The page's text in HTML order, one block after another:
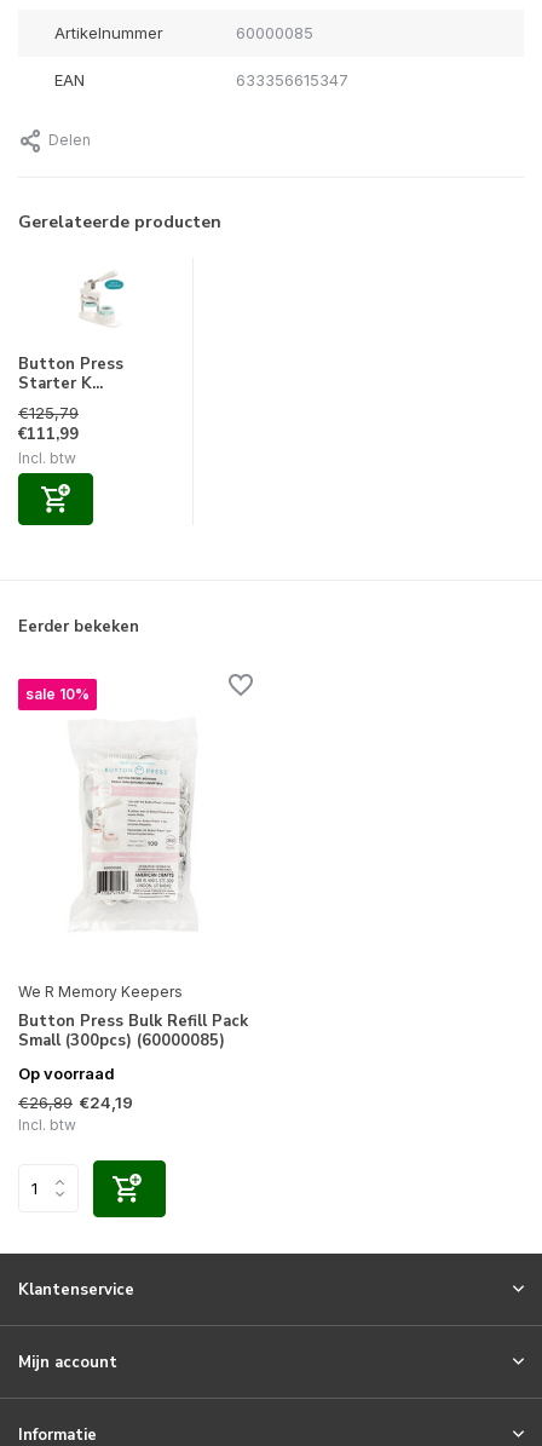
Artikelnummer 60000085
EAN 633356615347
Delen
Gerelateerde producten
Button Press
Starter K...
€125,79
€111,99
Incl. btw
Eerder bekeken
sale 10%
We R Memory Keepers
Button Press Bulk Refill Pack
Small (300pcs) (60000085)
Op voorraad
€26,89 €24,19
Incl. btw
Klantenservice
Mijn account
Informatie